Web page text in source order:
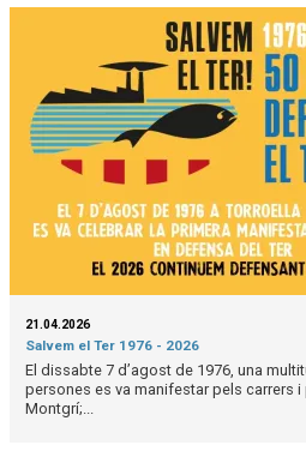
21.04.2026
Salvem el Ter 1976 - 2026
El dissabte 7 d’agost de 1976, una
persones es va manifestar pels carrers
Montgrí;...